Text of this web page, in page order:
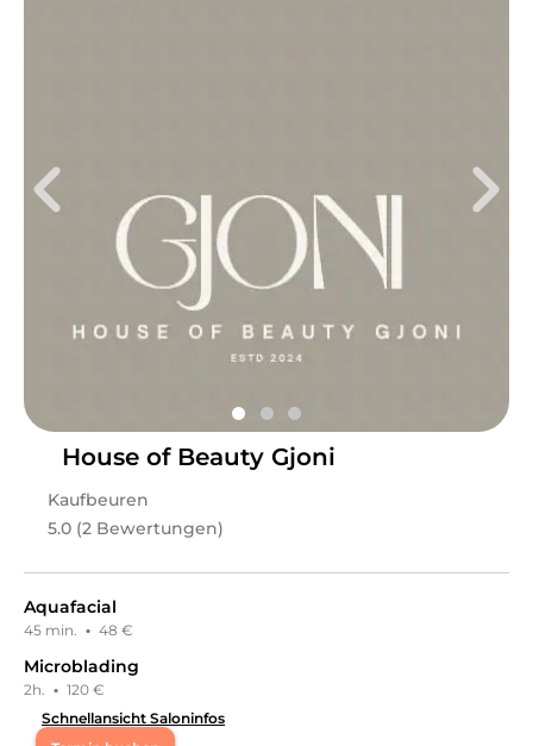
House of Beauty Gjoni
Kaufbeuren
5.0 (2 Bewertungen)
Aquafacial
45 min. · 48 €
Microblading
2h. · 120 €
Schnellansicht Saloninfos